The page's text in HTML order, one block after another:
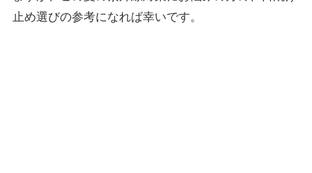
止め選びの参考になれば幸いです。